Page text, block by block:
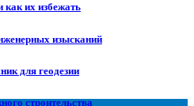
их избежать
изысканий
для геодезии
строительства